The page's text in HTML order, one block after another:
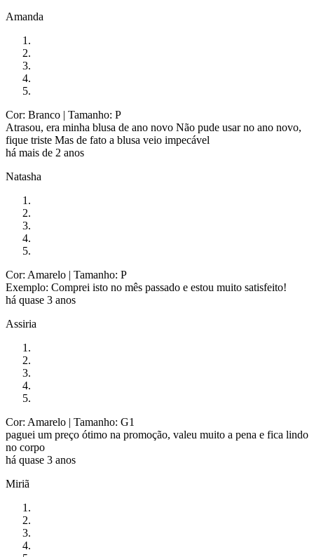
Amanda
Cor: Branco | Tamanho: P
Atrasou, era minha blusa de ano novo Não pude usar no ano novo,
fique triste Mas de fato a blusa veio impecável
há mais de 2 anos
Natasha
Cor: Amarelo | Tamanho: P
Exemplo: Comprei isto no mês passado e estou muito satisfeito!
há quase 3 anos
Assiria
Cor: Amarelo | Tamanho: G1
paguei um preço ótimo na promoção, valeu muito a pena e fica lindo
no corpo
há quase 3 anos
Miriã